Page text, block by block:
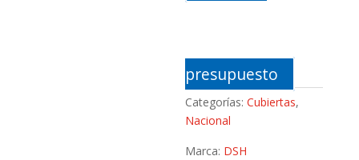
presupuesto
Categorías:Cubiertas,
Nacional
Marca: DSH